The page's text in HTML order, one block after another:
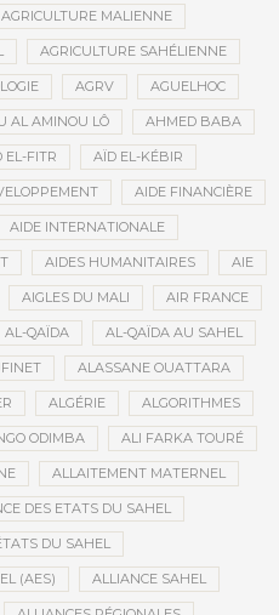
AGRICULTURE MALIENNE
AGRICULTURE SAHÉLIENNE
AGRV AGUELHOC
AL AMINOU LÔ AHMED BABA
EL-FITR AÏD EL-KÉBIR
AIDE FINANCIÈRE
AIDE INTERNATIONALE
AIDES HUMANITAIRES AIE
AIGLES DU MALI AIR FRANCE
AL-QAÏDA AL-QAÏDA AU SAHEL
ALASSANE OUATTARA
ALGÉRIE ALGORITHMES
ODIMBA ALI FARKA TOURÉ
ALLAITEMENT MATERNEL
DES ETATS DU SAHEL
DU SAHEL
(AES) ALLIANCE SAHEL